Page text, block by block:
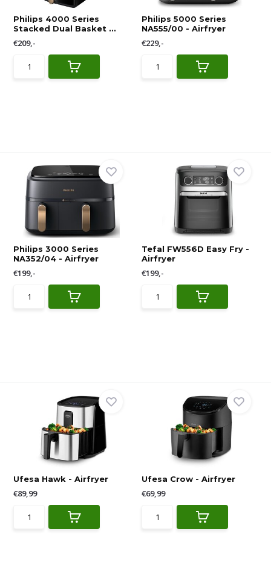
Philips 4000 Series
Stacked Dual Basket ...
€209,-
Philips 5000 Series
NA555/00 - Airfryer
€229,-
Philips 3000 Series
NA352/04 - Airfryer
€199,-
Tefal FW556D Easy Fry -
Airfryer
€199,-
Ufesa Hawk - Airfryer
€89,99
Ufesa Crow - Airfryer
€69,99